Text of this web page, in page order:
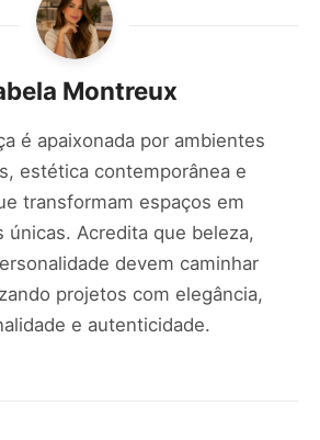
Montreux
é apaixonada por ambientes
estética contemporânea e
transformam espaços em
únicas. Acredita que beleza,
devem caminhar
projetos com elegância,
e autenticidade.